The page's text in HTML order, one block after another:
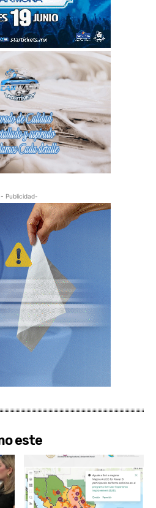
- Publicidad-
este